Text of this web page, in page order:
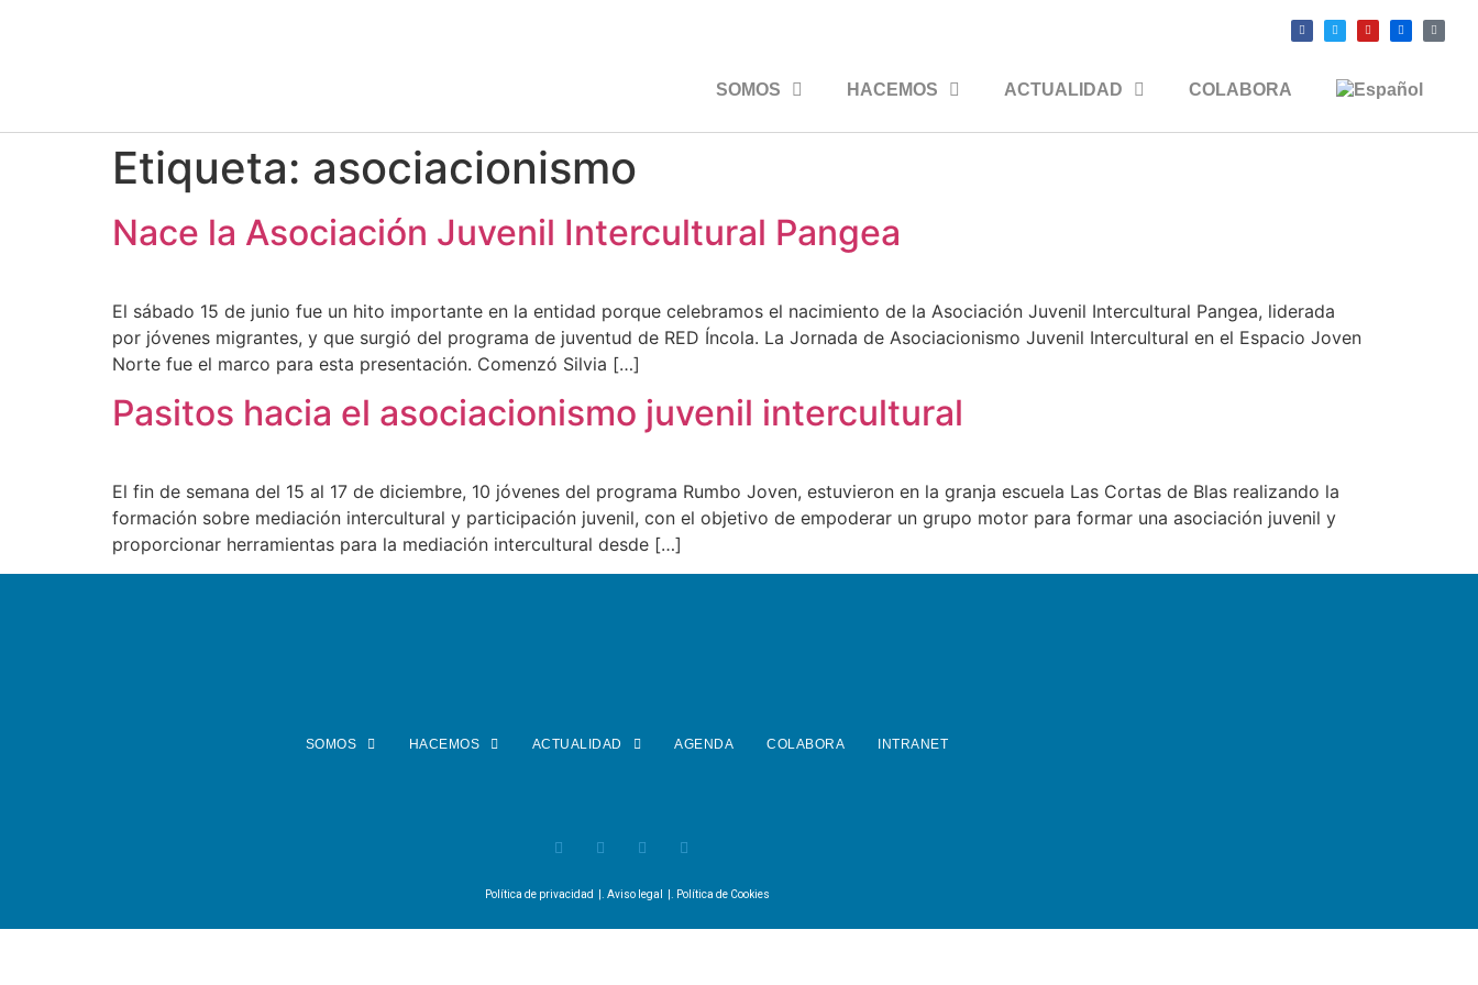
SOMOS HACEMOS ACTUALIDAD COLABORA
Etiqueta: asociacionismo
Nace la Asociación Juvenil Intercultural Pangea
El sábado 15 de junio fue un hito importante en la entidad porque celebramos el nacimiento de la Asociación Juvenil Intercultural Pangea, liderada
por jóvenes migrantes, y que surgió del programa de juventud de RED Íncola. La Jornada de Asociacionismo Juvenil Intercultural en el Espacio Joven
Norte fue el marco para esta presentación. Comenzó Silvia […]
Pasitos hacia el asociacionismo juvenil intercultural
El fin de semana del 15 al 17 de diciembre, 10 jóvenes del programa Rumbo Joven, estuvieron en la granja escuela Las Cortas de Blas realizando la
formación sobre mediación intercultural y participación juvenil, con el objetivo de empoderar un grupo motor para formar una asociación juvenil y
proporcionar herramientas para la mediación intercultural desde […]
SOMOS HACEMOS ACTUALIDAD AGENDA COLABORA INTRANET
Política de privacidad Aviso legal Política de Cookies